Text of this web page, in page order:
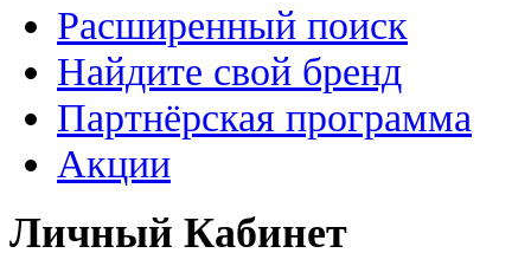
Расширенный поиск
Найдите свой бренд
Партнёрская программа
Акции
Личный Кабинет